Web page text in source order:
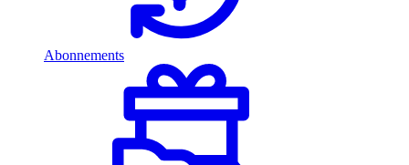
Abonnements